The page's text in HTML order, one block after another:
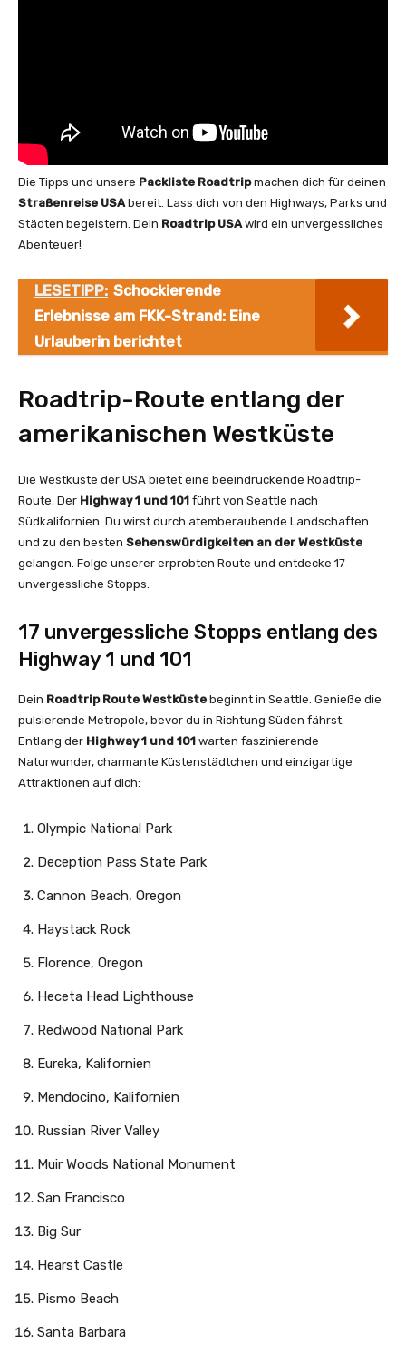
Die Tipps und unsere Packliste Roadtripmachen dich für deinen
Straßenreise USA bereit. Lass dich von den Highways, Parks und
Städten begeistern. Dein Roadtrip USA wird ein unvergessliches
Abenteuer!
LESETIPP: Schockierende
Erlebnisse am FKK-Strand: Eine
Urlauberin berichtet
Roadtrip-Route entlang der
amerikanischen Westküste
Die Westküste der USA bietet eine beeindruckende Roadtrip-
Route. Der Highway 1 und 101 führt von Seattle nach
Südkalifornien. Du wirst durch atemberaubende Landschaften
und zu den besten Sehenswürdigkeiten an der Westküste
gelangen. Folge unserer erprobten Route und entdecke 17
unvergessliche Stopps.
17 unvergessliche Stopps entlang des
Highway 1 und 101
Dein Roadtrip Route Westküste beginnt in Seattle. Genieße die
pulsierende Metropole, bevor du in Richtung Süden fährst.
Entlang der Highway 1 und 101 warten faszinierende
Naturwunder, charmante Küstenstädtchen und einzigartige
Attraktionen auf dich:
Olympic National Park
Deception Pass State Park
Cannon Beach, Oregon
Haystack Rock
Florence, Oregon
Heceta Head Lighthouse
Redwood National Park
Eureka, Kalifornien
Mendocino, Kalifornien
Russian River Valley
Muir Woods National Monument
San Francisco
Big Sur
Hearst Castle
Pismo Beach
Santa Barbara